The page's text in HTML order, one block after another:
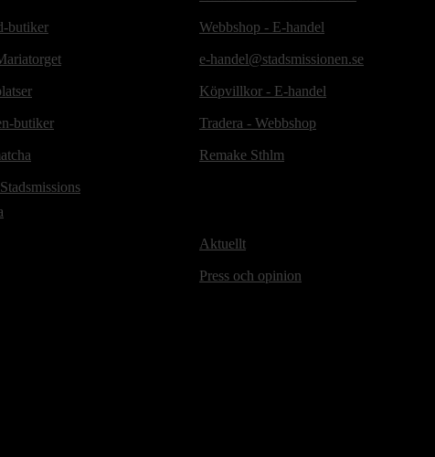
butiker
butiker
Webbshop - E-handel
e-handel@stadsmissionen.se
Köpvillkor - E-handel
Tradera - Webbshop
Remake Sthlm
Aktuellt
Press och opinion